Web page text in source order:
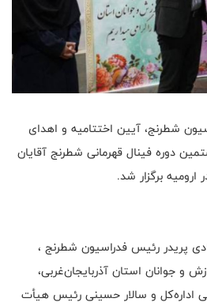
شطرنج، آیین اختتامیه و اهدای
دوره فینال قهرمانی شطرنج آقایان
پریدر‌ رئیس فدراسیون شطرنج ،
و جوانان استان آذربایجان‌غربی،
اداره‌کل و سالار حسینی رئیس هیأت